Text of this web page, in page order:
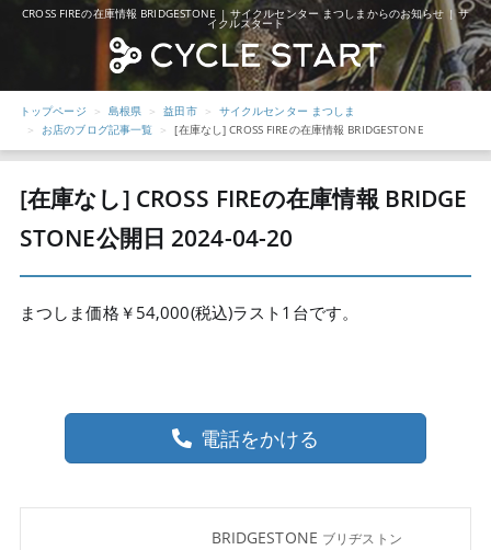
CROSS FIREの在庫情報 BRIDGESTONE | サイクルセンター まつしまからのお知らせ | サ
イクルスタート
トップページ 島根県 益田市
サイクルセンター まつしま
お店のブログ記事一覧
[在庫なし] CROSS FIREの在庫情報 BRIDGESTONE
[在庫なし] CROSS FIREの在庫情報 BRIDGE
STONE公開日 2024-04-20
まつしま価格￥54,000(税込)ラスト1台です。
電話をかける
BRIDGESTONE ブリヂストン